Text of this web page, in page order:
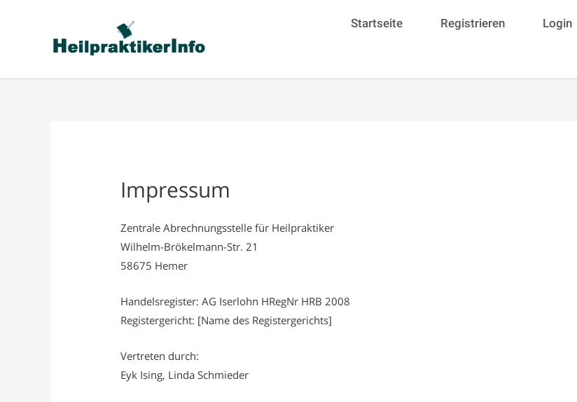
Startseite Registrieren Login
Impressum
Zentrale Abrechnungsstelle für Heilpraktiker
Wilhelm-Brökelmann-Str. 21
58675 Hemer
Handelsregister: AG Iserlohn HRegNr HRB 2008
Registergericht: [Name des Registergerichts]
Vertreten durch:
Eyk Ising, Linda Schmieder